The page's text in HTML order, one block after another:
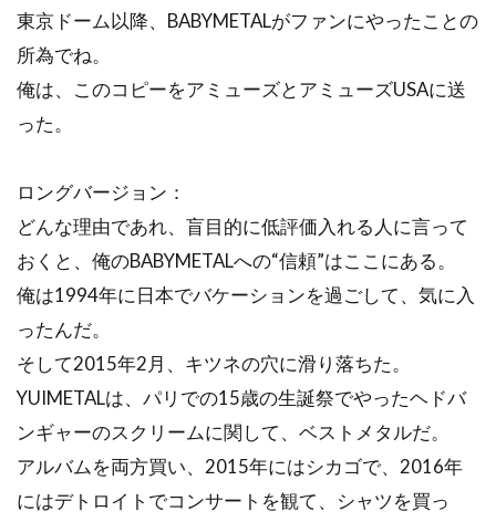
東京ドーム以降、BABYMETALがファンにやったことの
所為でね。
俺は、このコピーをアミューズとアミューズUSAに送
った。
ロングバージョン：
どんな理由であれ、盲目的に低評価入れる人に言って
おくと、俺のBABYMETALへの“信頼”はここにある。
俺は1994年に日本でバケーションを過ごして、気に入
ったんだ。
そして2015年2月、キツネの穴に滑り落ちた。
YUIMETALは、パリでの15歳の生誕祭でやったヘドバ
ンギャーのスクリームに関して、ベストメタルだ。
アルバムを両方買い、2015年にはシカゴで、2016年
にはデトロイトでコンサートを観て、シャツを買っ